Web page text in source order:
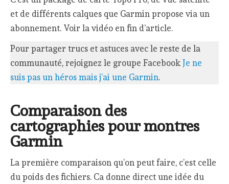
et de différents calques que Garmin propose via un
abonnement. Voir la vidéo en fin d’article.
Pour partager trucs et astuces avec le reste de la
communauté, rejoignez le groupe FacebookJe ne
suis pas un héros mais j’ai une Garmin.
Comparaison des
cartographies pour montres
Garmin
La première comparaison qu’on peut faire, c’est celle
du poids des fichiers. Ca donne direct une idée du